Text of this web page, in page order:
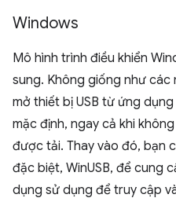
Windows
Mô hình trình điều khiển
sung. Không giống như các
mở thiết bị USB từ ứng
mặc định, ngay cả khi
được tải. Thay vào đó, bạn
đặc biệt, WinUSB, để cung
dụng sử dụng để truy cập